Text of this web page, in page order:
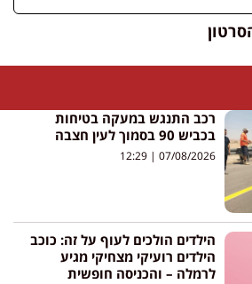
רכב התנגש במעקה בטיחות
בכביש 90 בסמוך לעין חצבה
07/08/2026
הילדים הולכים לעוף על זה: כוכב
הילדים רועיקי מצחיקי מגיע
לרמלה – והכניסה חופשית